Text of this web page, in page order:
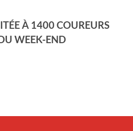
À 1400 COUREURS
WEEK-END